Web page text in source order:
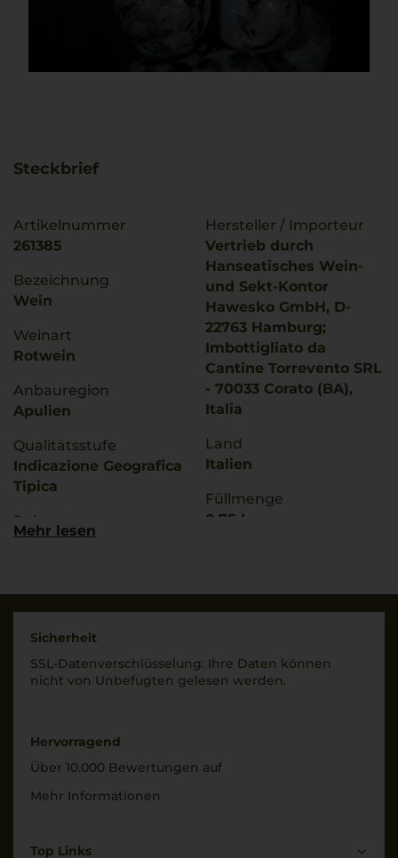
Steckbrief
Artikelnummer
261385
Bezeichnung
Wein
Weinart
Rotwein
Anbauregion
Apulien
Qualitätsstufe
Indicazione Geografica
Tipica
Rebsorten
55% Primitivo
Trinktemperatur
18 °C
13,5 % Vol.
Säuregehalt
Hersteller / Importeur
Vertrieb durch
Hanseatisches Wein-
und Sekt-Kontor
Hawesko GmbH, D-
22763 Hamburg;
Imbottigliato da
Cantine Torrevento SRL
- 70033 Corato (BA),
Italia
Land
Italien
Füllmenge
0,75 L
Ø Nährwerte pro 100g
Fett
0 g
2,3 g
Mehr lesen
Sicherheit
SSL-Daten­verschlüs­selung: Ihre Daten können
nicht von Unbe­fugten gelesen werden.
Hervorragend
Über 10.000 Bewertungen auf
Mehr Informationen
Top Links